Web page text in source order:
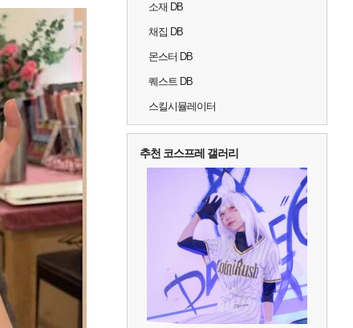
소재 DB
채집 DB
몬스터 DB
퀘스트 DB
스킬시뮬레이터
추천 코스프레 갤러리